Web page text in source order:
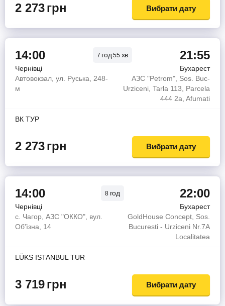
2 273грн Вибрати дату
14:00 7 год55 хв 21:55
Чернівці
Бухарест
Автовокзал, ул. Руська, 248-
м
АЗС "Petrom", Sos. Buc-
Urziceni, Tarla 113, Parcela
444 2a, Afumati
ВК ТУР
2 273грн Вибрати дату
14:00 8 год 22:00
Чернівці
Бухарест
с. Чагор, АЗС "ОККО", вул.
Об'їзна, 14
GoldHouse Concept, Sos.
Bucuresti - Urziceni Nr.7A
Localitatea
LÜKS ISTANBUL TUR
3 719грн Вибрати дату